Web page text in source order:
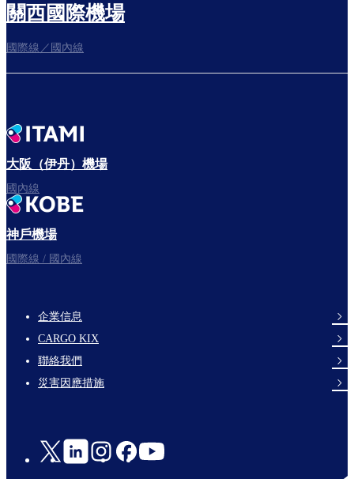
出發啦！
祝您旅途愉快。
關西國際機場
國際線／國內線
大阪（伊丹）機場
國內線
神戶機場
國際線 / 國內線
footer-
links-
en-
企業信息
CARGO KIX
聯絡我們
災害因應措施
Social